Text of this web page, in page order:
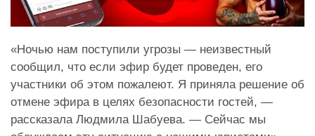
«Ночью нам поступили угрозы — неизвестный
сообщил, что если эфир будет проведен, его
участники об этом пожалеют. Я приняла решение об
отмене эфира в целях безопасности гостей, —
рассказала Людмила Шабуева. — Сейчас мы